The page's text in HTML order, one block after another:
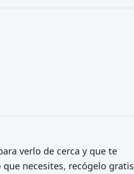
verlo de cerca y que te
necesites, recógelo gratis